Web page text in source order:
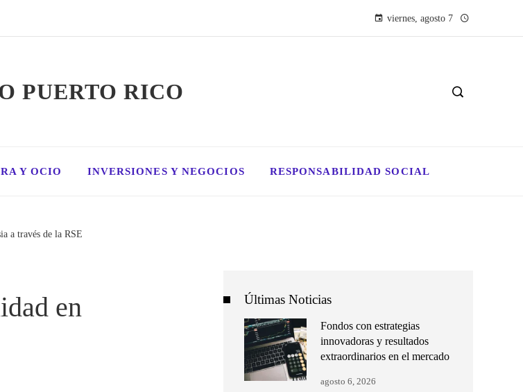
viernes, agosto 7
PUERTO RICO
Y OCIO INVERSIONES Y NEGOCIOS RESPONSABILIDAD SOCIAL
a través de la RSE
en
Últimas Noticias
Fondos con estrategias
innovadoras y resultados
extraordinarios en el mercado
agosto 6, 2026